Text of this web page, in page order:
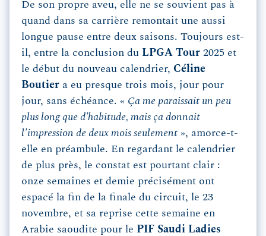
De son propre aveu, elle ne se souvient pas à
quand dans sa carrière remontait une aussi
longue pause entre deux saisons. Toujours est-
il, entre la conclusion du LPGA Tour 2025 et
le début du nouveau calendrier, Céline
Boutier a eu presque trois mois, jour pour
jour, sans échéance. « Ça me paraissait un peu
plus long que d’habitude, mais ça donnait
l'impression de deux mois seulement », amorce-t-
elle en préambule. En regardant le calendrier
de plus près, le constat est pourtant clair :
onze semaines et demie précisément ont
espacé la fin de la finale du circuit, le 23
novembre, et sa reprise cette semaine en
Arabie saoudite pour le PIF Saudi Ladies